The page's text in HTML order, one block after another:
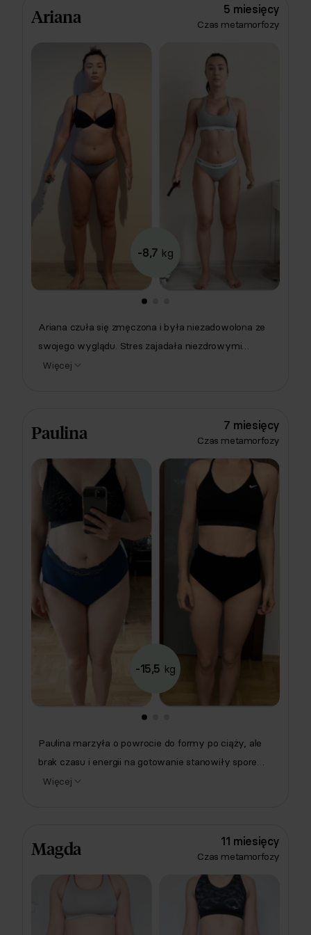
zbilansowanej diecie wegetariańskiej, Ania zrzuciła
aż 9 niechcianych kilogramów. Do tego nauczyła się
jeść regularnie i powróciła do aktywności fizycznej!
Ariana 5 miesięcy
Czas metamorfozy
-8,7 kg
Ariana czuła się zmęczona i była niezadowolona ze
swojego wyglądu. Stres zajadała niezdrowymi
przekąskami, co tylko pogarszało sytuację. Z Respo
prawie 9 kilogramów, co znacząco poprawiło jej
pewność siebie. ❤️
Więcej
Paulina 7 miesięcy
Czas metamorfozy
-15,5 kg
Paulina marzyła o powrocie do formy po ciąży, ale
brak czasu i energii na gotowanie stanowiły spore
wyzwanie. Jednak z Respo okazało się, że wszystko
ciele. Wszystko to jedząc pyszne posiłki! W jej menu
znalazły się m.in. śniadaniowa tortilla z jajkiem,
owsianka a la Snickers oraz gyros bowl. 👏
Więcej
Magda 11 miesięcy
Czas metamorfozy